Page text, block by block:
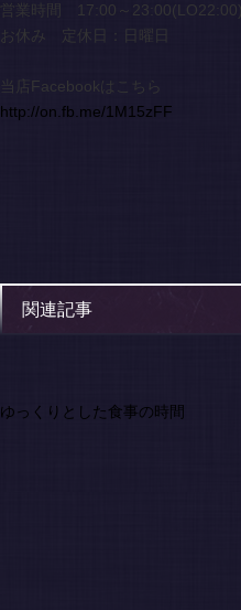
営業時間 17:00～23:00(LO22:00)
お休み 定休日：日曜日
当店Facebookはこちら
http://on.fb.me/1M15zFF
関連記事
ゆっくりとした食事の時間